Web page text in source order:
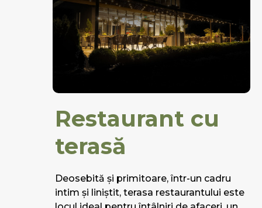
Restaurant cu
terasă
Deosebită și primitoare, într-un cadru
intim și liniștit, terasa restaurantului este